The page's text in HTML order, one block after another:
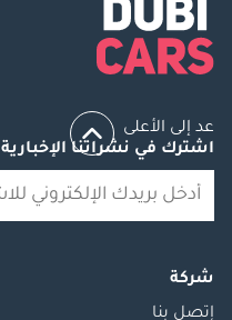
عد إلى الأعلى
اشترك في نشراتنا الإخبارية
شركة
إتصل بنا